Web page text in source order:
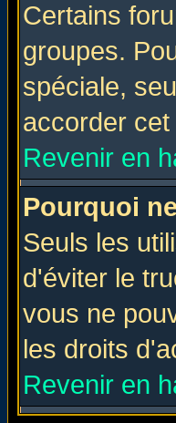
Certains
groupes.
spéciale,
accorder
Revenir en
Pourquoi
Seuls les
d'éviter le
vous ne
les droits
Revenir en